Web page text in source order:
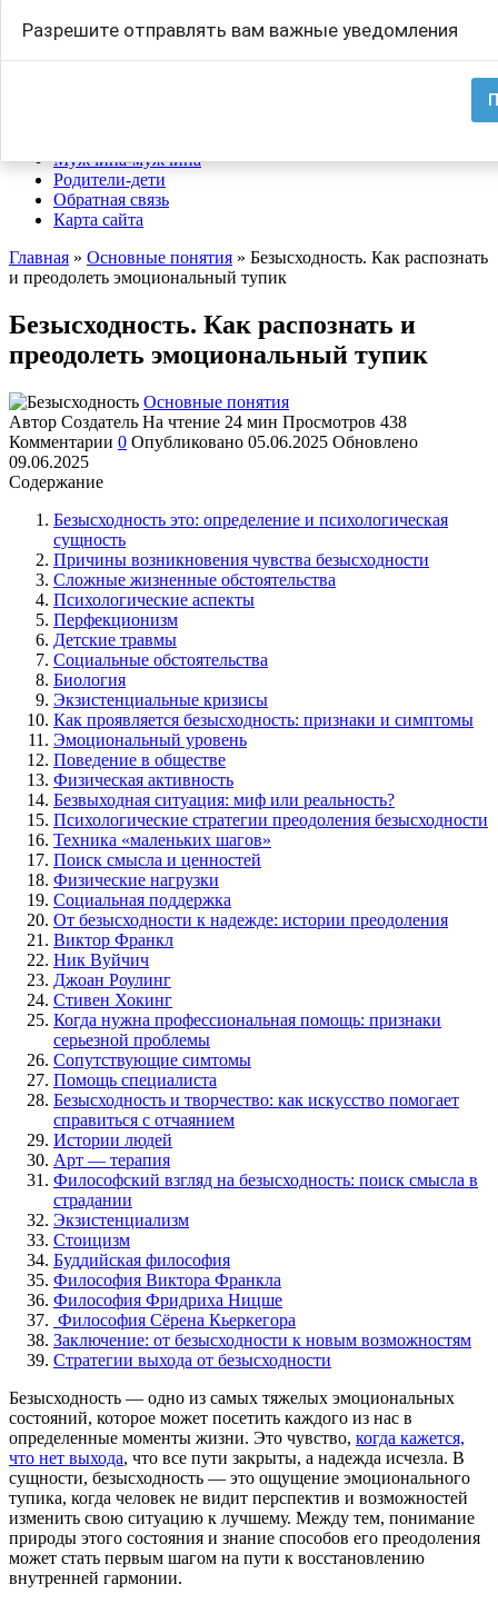
содержанию
for:
Мужчина-мужчина
Родители-дети
Обратная связь
Карта сайта
Главная » Основные понятия » Безысходность. Как распознать
и преодолеть эмоциональный тупик
Безысходность. Как распознать и
преодолеть эмоциональный тупик
Основные понятия
Автор Создатель На чтение 24 мин Просмотров 438
Комментарии 0 Опубликовано 05.06.2025 Обновлено
09.06.2025
Содержание
Безысходность это: определение и психологическая
сущность
Причины возникновения чувства безысходности
Сложные жизненные обстоятельства
Психологические аспекты
Перфекционизм
Детские травмы
Социальные обстоятельства
Биология
Экзистенциальные кризисы
Как проявляется безысходность: признаки и симптомы
Эмоциональный уровень
Поведение в обществе
Физическая активность
Безвыходная ситуация: миф или реальность?
Психологические стратегии преодоления безысходности
Техника «маленьких шагов»
Поиск смысла и ценностей
Физические нагрузки
Социальная поддержка
От безысходности к надежде: истории преодоления
Виктор Франкл
Ник Вуйчич
Джоан Роулинг
Стивен Хокинг
Когда нужна профессиональная помощь: признаки
серьезной проблемы
Сопутствующие симтомы
Помощь специалиста
Безысходность и творчество: как искусство помогает
справиться с отчаянием
Истории людей
Арт — терапия
Философский взгляд на безысходность: поиск смысла в
страдании
Экзистенциализм
Стоицизм
Буддийская философия
Философия Виктора Франкла
Философия Фридриха Ницше
Философия Сёрена Кьеркегора
Заключение: от безысходности к новым возможностям
Стратегии выхода от безысходности
Безысходность — одно из самых тяжелых эмоциональных
состояний, которое может посетить каждого из нас в
определенные моменты жизни. Это чувство, когда кажется,
что нет выхода, что все пути закрыты, а надежда исчезла. В
сущности, безысходность — это ощущение эмоционального
тупика, когда человек не видит перспектив и возможностей
изменить свою ситуацию к лучшему. Между тем, понимание
природы этого состояния и знание способов его преодоления
может стать первым шагом на пути к восстановлению
внутренней гармонии.
Разрешите отправлять вам важные уведомления